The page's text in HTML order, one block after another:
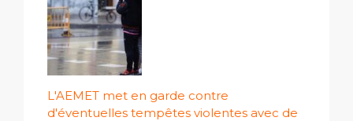
L'AEMET met en garde contre
d'éventuelles tempêtes violentes avec de